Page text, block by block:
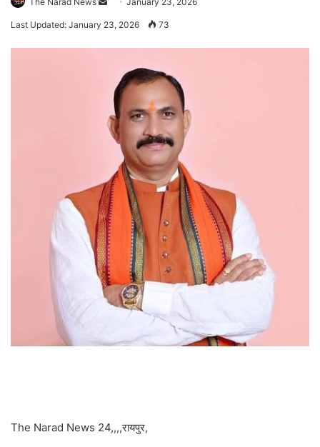
Last Updated: January 23, 2026 73
The Narad News 24,,,,रायपुर,